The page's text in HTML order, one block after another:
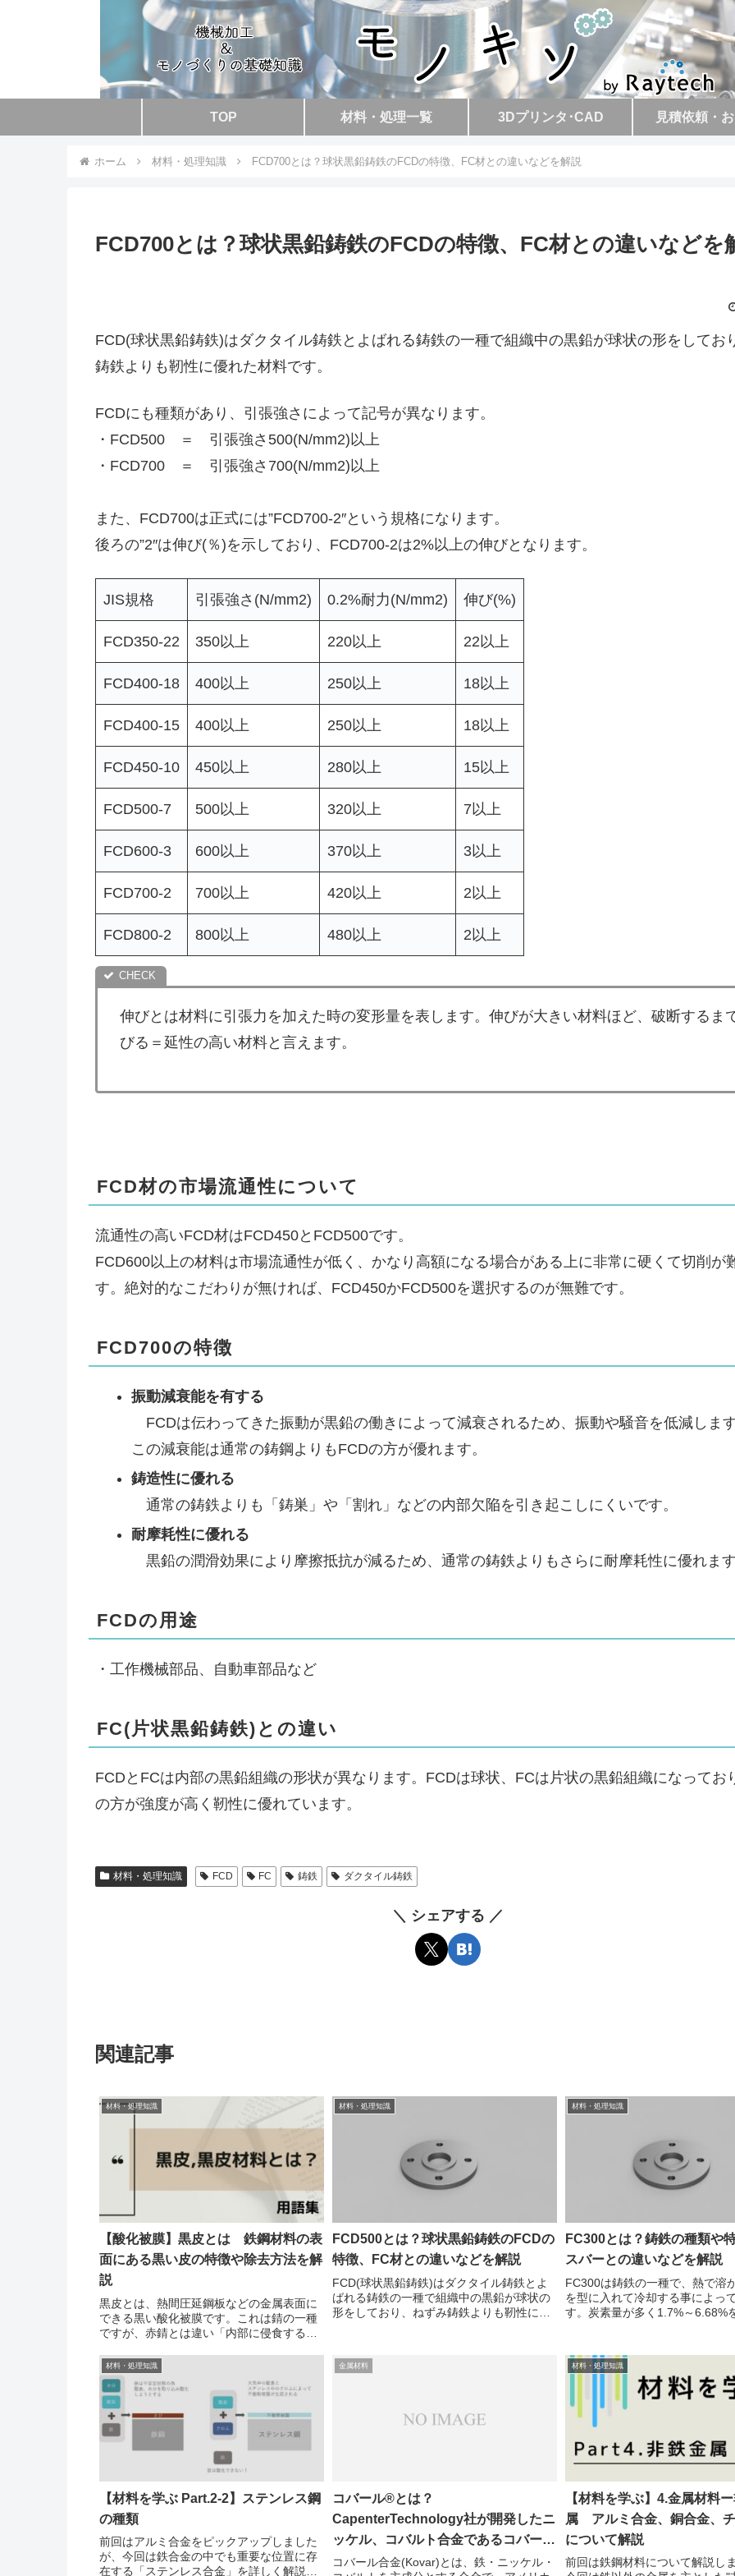
TOP 材料・処理一覧 3Dプリンタ･CAD 見積依頼・
ホーム 材料・処理知識 FCD700とは？球状黒鉛鋳鉄のFCDの特徴、FC材との違いなどを解説
FCD700とは？球状黒鉛鋳鉄のFCDの特徴、FC材との違いなどを
FCD(球状黒鉛鋳鉄)はダクタイル鋳鉄とよばれる鋳鉄の一種で組織中の黒鉛が球状の形をしてお
鋳鉄よりも靭性に優れた材料です。
FCDにも種類があり、引張強さによって記号が異なります。
・FCD500 ＝ 引張強さ500(N/mm2)以上
・FCD700 ＝ 引張強さ700(N/mm2)以上
また、FCD700は正式には”FCD700-2″という規格になります。
後ろの”2″は伸び(％)を示しており、FCD700-2は2%以上の伸びとなります。
JIS規格 引張強さ(N/mm2) 0.2%耐力(N/mm2) 伸び(%)
FCD350-22 350以上 220以上 22以上
FCD400-18 400以上 250以上 18以上
FCD400-15 400以上 250以上 18以上
FCD450-10 450以上 280以上 15以上
FCD500-7 500以上 320以上 7以上
FCD600-3 600以上 370以上 3以上
FCD700-2 700以上 420以上 2以上
FCD800-2 800以上 480以上 2以上
伸びとは材料に引張力を加えた時の変形量を表します。伸びが大きい材料ほど、破断するま
びる＝延性の高い材料と言えます。
FCD材の市場流通性について
流通性の高いFCD材はFCD450とFCD500です。
FCD600以上の材料は市場流通性が低く、かなり高額になる場合がある上に非常に硬くて切削が
す。絶対的なこだわりが無ければ、FCD450かFCD500を選択するのが無難です。
FCD700の特徴
振動減衰能を有する
FCDは伝わってきた振動が黒鉛の働きによって減衰されるため、振動や騒音を低減しま
この減衰能は通常の鋳鋼よりもFCDの方が優れます。
鋳造性に優れる
通常の鋳鉄よりも「鋳巣」や「割れ」などの内部欠陥を引き起こしにくいです。
耐摩耗性に優れる
黒鉛の潤滑効果により摩擦抵抗が減るため、通常の鋳鉄よりもさらに耐摩耗性に優れま
FCDの用途
・工作機械部品、自動車部品など
FC(片状黒鉛鋳鉄)との違い
FCDとFCは内部の黒鉛組織の形状が異なります。FCDは球状、FCは片状の黒鉛組織になってお
の方が強度が高く靭性に優れています。
材料・処理知識 FCD FC 鋳鉄 ダクタイル鋳鉄
＼ シェアする ／
関連記事
材料・処理知識
【酸化被膜】黒皮とは 鉄鋼材料の表
面にある黒い皮の特徴や除去方法を解
説
黒皮とは、熱間圧延鋼板などの金属表面に
できる黒い酸化被膜です。これは錆の一種
ですが、赤錆とは違い「内部に侵食するこ
呼ばれることもあります。黒皮が発生する
メカニズム熱間圧延などによって成形され
る鉄鋼は、鉄...
材料・処理知識
FCD500とは？球状黒鉛鋳鉄のFCDの
特徴、FC材との違いなどを解説
FCD(球状黒鉛鋳鉄)はダクタイル鋳鉄とよ
ばれる鋳鉄の一種で組織中の黒鉛が球状の
形をしており、ねずみ鋳鉄よりも靭性に優
FCD500 ＝ 引張強さ500(N/mm2)以上...
材料・処理知識
FC300とは？鋳鉄の種類や
スバーとの違いなどを解説
FC300は鋳鉄の一種で、熱で溶
を型に入れて冷却する事によっ
す。炭素量が多く1.7%～6.68%
ており、引っ張り強度300(...
材料・処理知識
【材料を学ぶ Part.2-2】ステンレス鋼
の種類
前回はアルミ合金をピックアップしました
が、今回は鉄合金の中でも重要な位置に存
在する「ステンレス合金」を詳しく解説し
金属材料
コバール®とは？
CapenterTechnology社が開発したニ
ッケル、コバルト合金であるコバール
の特徴を解説
コバール合金(Kovar)とは、鉄・ニッケル・
材料・処理知識
【材料を学ぶ】4.金属材料
属 アルミ合金、銅合金、
について解説
前回は鉄鋼材料について解説し